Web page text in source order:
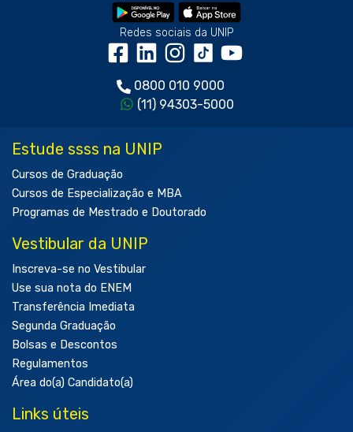
Redes sociais da UNIP
0800 010 9000
(11) 94303-5000
Estude ssss na UNIP
Cursos de Graduação
Cursos de Especialização e MBA
Programas de Mestrado e Doutorado
Vestibular da UNIP
Inscreva-se no Vestibular
Use sua nota do ENEM
Transferência Imediata
Segunda Graduação
Bolsas e Descontos
Regulamentos
Área do(a) Candidato(a)
Links úteis